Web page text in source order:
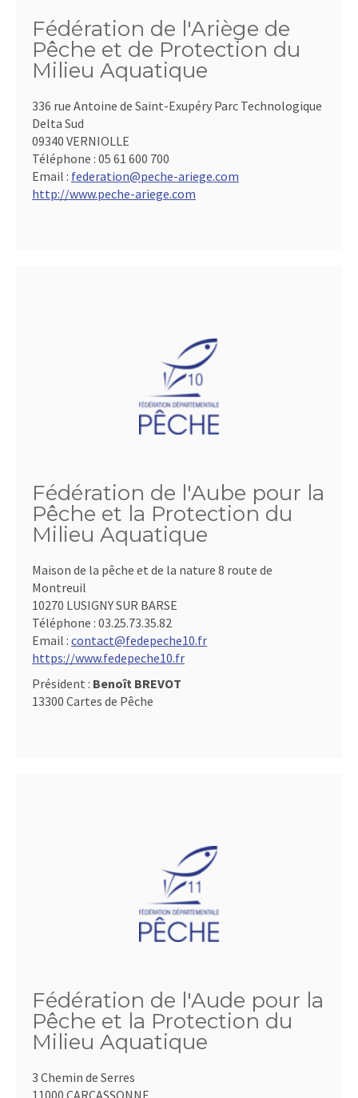
Fédération de l'Ariège de
Pêche et de Protection du
Milieu Aquatique
336 rue Antoine de Saint-Exupéry Parc Technologique
Delta Sud
09340 VERNIOLLE
Téléphone : 05 61 600 700
Email : federation@peche-ariege.com
http://www.peche-ariege.com
Fédération de l'Aube pour la
Pêche et la Protection du
Milieu Aquatique
Maison de la pêche et de la nature 8 route de
Montreuil
10270 LUSIGNY SUR BARSE
Téléphone : 03.25.73.35.82
Email : contact@fedepeche10.fr
https://www.fedepeche10.fr
Président : Benoît BREVOT
13300 Cartes de Pêche
Fédération de l'Aude pour la
Pêche et la Protection du
Milieu Aquatique
3 Chemin de Serres
11000 CARCASSONNE